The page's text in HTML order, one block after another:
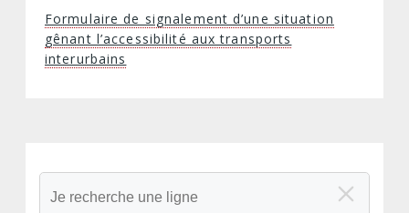
Formulaire de signalement d’une situation
gênant l’accessibilité aux transports
interurbains